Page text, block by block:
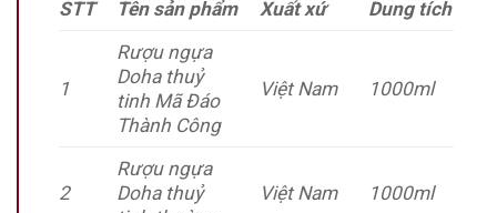
STT Tên sản phẩm Xuất xứ Dung tích
1
Rượu ngựa
Doha thuỷ
tinh Mã Đáo
Thành Công
Việt Nam 1000ml
2
Rượu ngựa
Doha thuỷ
Việt Nam 1000ml